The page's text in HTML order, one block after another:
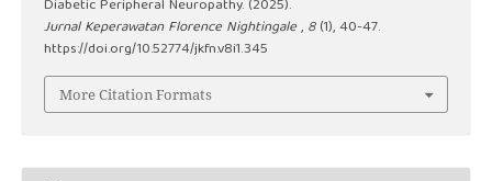
Diabetic Peripheral Neuropathy. (2025).
Jurnal Keperawatan Florence Nightingale, 8 (1), 40-47.
https://doi.org/10.52774/jkfn.v8i1.345
More Citation Formats